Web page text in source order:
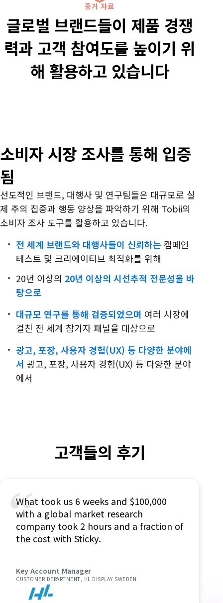
희
고
증거 자료
글로벌 브랜드들이 제품 경쟁
력과 고객 참여도를 높이기 위
해 활용하고 있습니다
소비자 시장 조사를 통해 입증
됨
선도적인 브랜드, 대행사 및 연구팀들은 대규모로 실
제 주의 집중과 행동 양상을 파악하기 위해 Tobii의
소비자 조사 도구를 활용하고 있습니다.
전 세계 브랜드와 대행사들이 신뢰하는 캠페인
테스트 및 크리에이티브 최적화를 위해
20년 이상의 20년 이상의 시선추적 전문성을 바
탕으로
대규모 연구를 통해 검증되었으며 여러 시장에
걸친 전 세계 참가자 패널을 대상으로
광고, 포장, 사용자 경험(UX) 등 다양한 분야에
서 광고, 포장, 사용자 경험(UX) 등 다양한 분야
에서
고객들의 후기
“
What took us 6 weeks and $100,000
with a global market research
company took 2 hours and a fraction of
the cost with Sticky.
Key Account Manager
CUSTOMER DEPARTMENT, HL DISPLAY SWEDEN